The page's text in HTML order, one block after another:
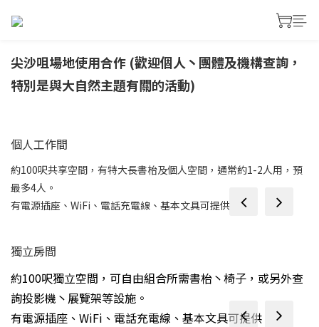
尖沙咀場地使用合作 (歡迎個人丶團體及機構查詢，
特別是與大自然主題有關的活動)
個人工作間
約100呎共享空間，有特大長書枱及個人空間，通常約1-2人用，預
最多4人。
有電源插座、WiFi、電話充電線、基本文具可提供
prev next
獨立房間
約100呎獨立空間，可自由組合所需書枱丶椅子，或另外查
詢投影機丶展覽架等設施。
有電源插座、WiFi、電話充電線、基本文具可提供
prev next